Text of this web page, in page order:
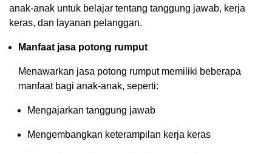
anak-anak untuk belajar tentang tanggung jawab, kerja
keras, dan layanan pelanggan.
Manfaat jasa potong rumput
Menawarkan jasa potong rumput memiliki beberapa
manfaat bagi anak-anak, seperti:
Mengajarkan tanggung jawab
Mengembangkan keterampilan kerja keras